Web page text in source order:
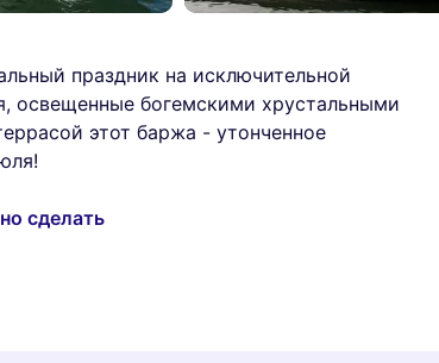
праздник на исключительной
освещенные богемскими хрустальными
этот баржа - утонченное
сделать